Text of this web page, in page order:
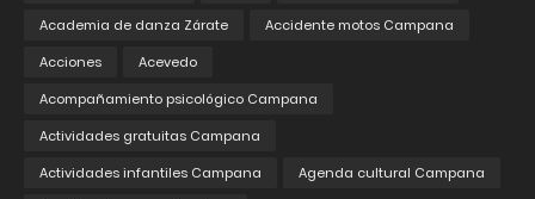
Academia de danza Zárate
Accidente motos Campana
Acciones
Acevedo
Acompañamiento psicológico Campana
Actividades gratuitas Campana
Actividades infantiles Campana
Agenda cultural Campana